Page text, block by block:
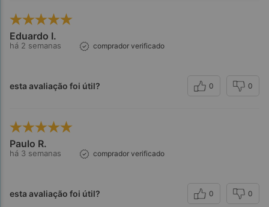
Eduardo I.
há 2 semanas comprador verificado
esta avaliação foi útil? 0 0
Paulo R.
há 3 semanas comprador verificado
esta avaliação foi útil? 0 0